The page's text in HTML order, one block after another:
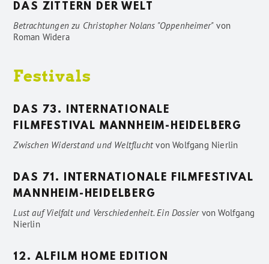
DAS ZITTERN DER WELT
Betrachtungen zu Christopher Nolans "Oppenheimer" von
Roman Widera
Festivals
DAS 73. INTERNATIONALE
FILMFESTIVAL MANNHEIM-HEIDELBERG
Zwischen Widerstand und WeltfluchtvonWolfgang Nierlin
DAS 71. INTERNATIONALE FILMFESTIVAL
MANNHEIM-HEIDELBERG
Lust auf Vielfalt und Verschiedenheit. Ein DossiervonWolfgang
Nierlin
12. ALFILM HOME EDITION